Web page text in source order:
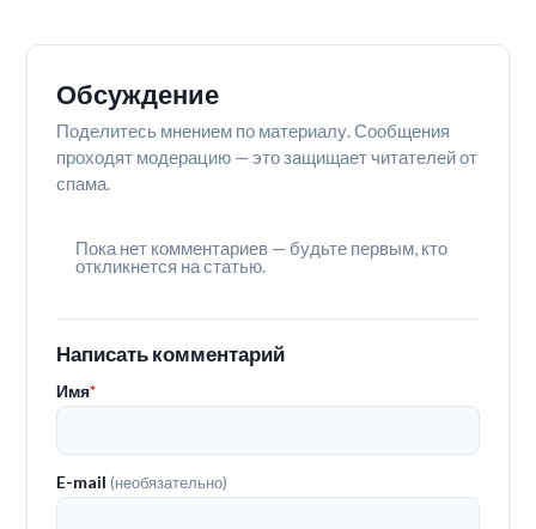
Обсуждение
Поделитесь мнением по материалу. Сообщения
проходят модерацию — это защищает читателей от
спама.
Пока нет комментариев — будьте первым, кто
откликнется на статью.
Написать комментарий
Имя*
E-mail(необязательно)